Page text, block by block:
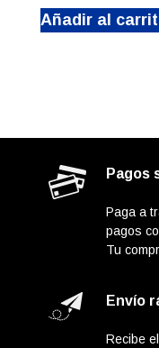
era:
Añadir al
Pagos
Paga a
pagos
Tu
Envío
Recibe